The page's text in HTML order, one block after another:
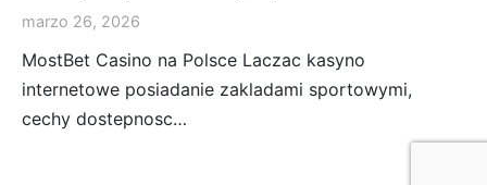
marzo 26, 2026
MostBet Casino na Polsce Laczac kasyno
internetowe posiadanie zakladami sportowymi,
cechy dostepnosc…